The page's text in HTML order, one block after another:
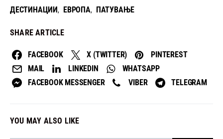
ДЕСТИНАЦИИ, ЕВРОПА, ПАТУВАЊЕ
SHARE ARTICLE
FACEBOOK X (TWITTER)
PINTEREST
MAIL
LINKEDIN
WHATSAPP
FACEBOOK MESSENGER
VIBER TELEGRAM
YOU MAY ALSO LIKE